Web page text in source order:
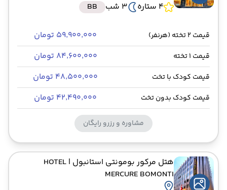
4 ستاره
3 شب BB
قیمت 2 تخته (هرنفر) ۵۹٬۹۰۰٬۰۰۰ تومان
قیمت 1 تخته ۸۴٬۶۰۰٬۰۰۰ تومان
قیمت کودک با تخت ۴۸٬۵۰۰٬۰۰۰ تومان
قیمت کودک بدون تخت ۴۲٬۴۹۰٬۰۰۰ تومان
مشاوره و رزرو رایگان
هتل مرکور بومونتی استانبول | HOTEL
MERCURE BOMONTI